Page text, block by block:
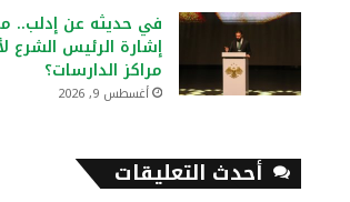
في حديثه عن إدلب..
إشارة الرئيس الشرع
مراكز الدارسات؟
أغسطس 9, 2026
أحدث التعليقات